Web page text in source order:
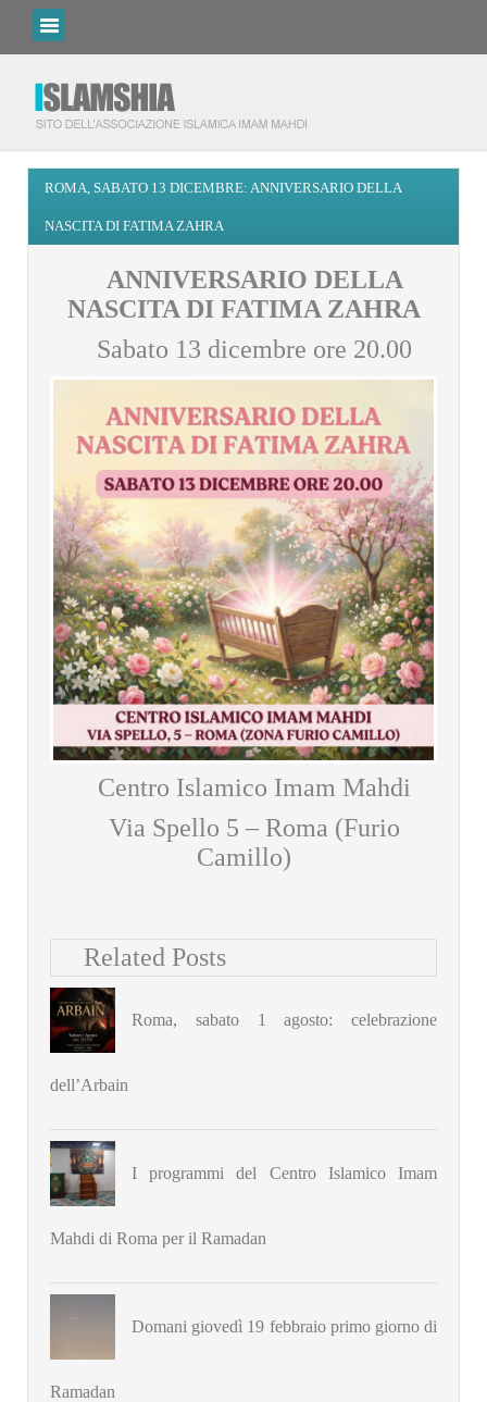
ROMA, SABATO 13 DICEMBRE: ANNIVERSARIO DELLA
NASCITA DI FATIMA ZAHRA
ANNIVERSARIO DELLA
NASCITA DI FATIMA ZAHRA
Sabato 13 dicembre ore 20.00
Centro Islamico Imam Mahdi
Via Spello 5 – Roma (Furio
Camillo)
Related Posts
Roma, sabato 1 agosto: celebrazione
dell’Arbain
I programmi del Centro Islamico Imam
Mahdi di Roma per il Ramadan
Domani giovedì 19 febbraio primo giorno di
Ramadan